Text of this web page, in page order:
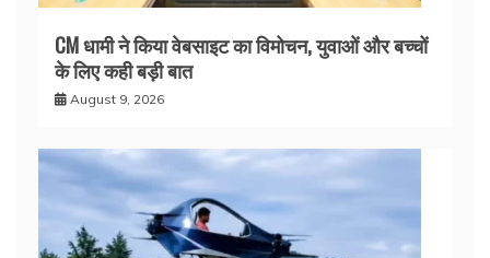
CM धामी ने किया वेबसाइट का विमोचन, युवाओं और बच्चों
के लिए कही बड़ी बात
August 9, 2026